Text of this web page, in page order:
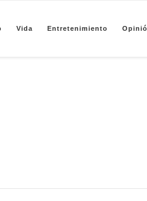
datos y visualización de información sobre
Vida Entretenimiento